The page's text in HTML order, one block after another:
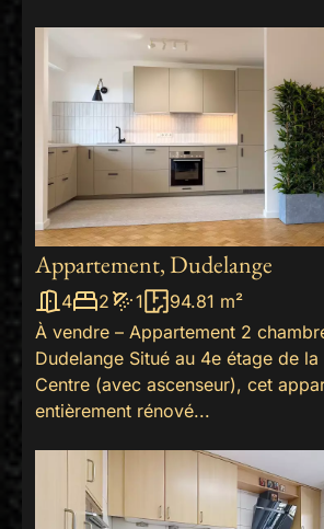
Appartement, Dudelange
4 2 1 94.81 m²
À vendre – Appartement 2
Dudelange Situé au 4e étage de la
Centre (avec ascenseur), cet
entièrement rénové...